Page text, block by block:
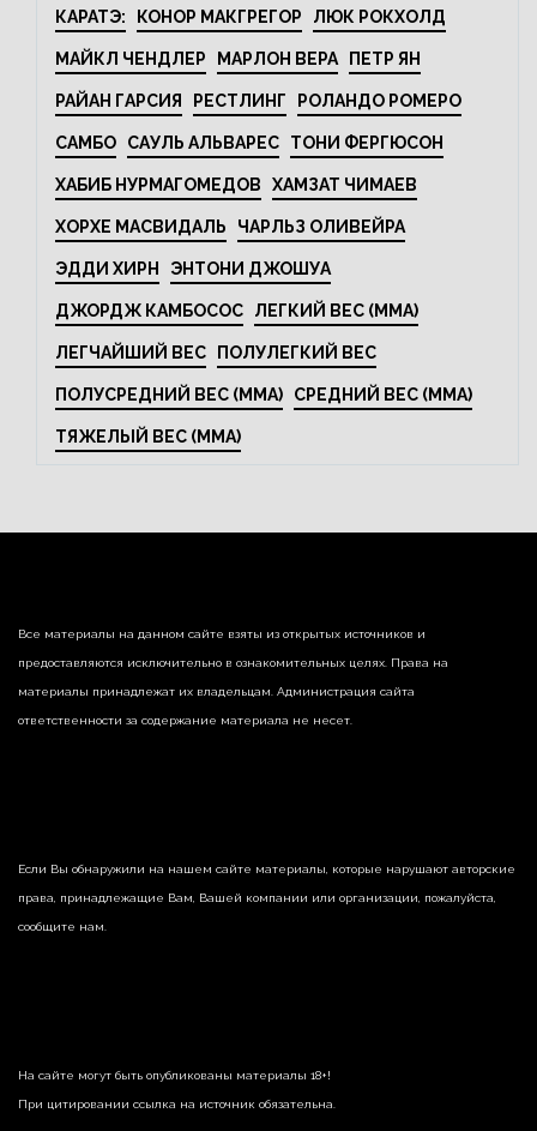
КАРАТЭ: КОНОР МАКГРЕГОР ЛЮК РОКХОЛД
МАЙКЛ ЧЕНДЛЕР МАРЛОН ВЕРА ПЕТР ЯН
РАЙАН ГАРСИЯ РЕСТЛИНГ РОЛАНДО РОМЕРО
САМБО САУЛЬ АЛЬВАРЕС ТОНИ ФЕРГЮСОН
ХАБИБ НУРМАГОМЕДОВ ХАМЗАТ ЧИМАЕВ
ХОРХЕ МАСВИДАЛЬ ЧАРЛЬЗ ОЛИВЕЙРА
ЭДДИ ХИРН ЭНТОНИ ДЖОШУА
ДЖОРДЖ КАМБОСОС ЛЕГКИЙ ВЕС (MMA)
ЛЕГЧАЙШИЙ ВЕС ПОЛУЛЕГКИЙ ВЕС
ПОЛУСРЕДНИЙ ВЕС (MMA) СРЕДНИЙ ВЕС (MMA)
ТЯЖЕЛЫЙ ВЕС (MMA)
Все материалы на данном сайте взяты из открытых источников и
предоставляются исключительно в ознакомительных целях. Права на
материалы принадлежат их владельцам. Администрация сайта
ответственности за содержание материала не несет.
Если Вы обнаружили на нашем сайте материалы, которые нарушают авторские
права, принадлежащие Вам, Вашей компании или организации, пожалуйста,
сообщите нам.
На сайте могут быть опубликованы материалы 18+!
При цитировании ссылка на источник обязательна.